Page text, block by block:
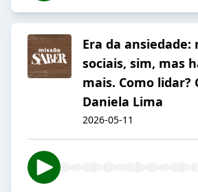
Era da ansiedade:
sociais, sim, mas
mais. Como lidar?
Daniela Lima
2026-05-11